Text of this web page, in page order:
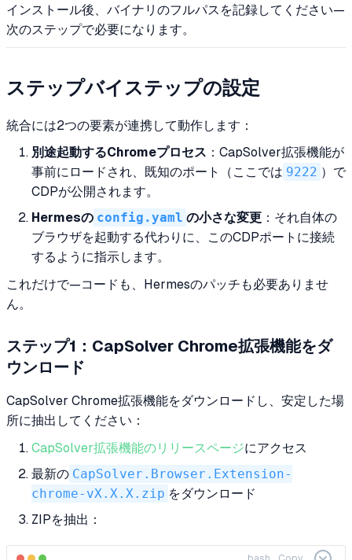
インストール後、バイナリのフルパスを記録してください—
次のステップで必要になります。
ステップバイステップの設定
統合には2つの要素が連携して動作します：
別途起動するChromeプロセス ：CapSolver拡張機能が
事前にロードされ、既知のポート（ここでは 9222 ）で
CDPが公開されます。
Hermesの config.yaml の小さな変更 ：それ自体の
ブラウザを起動する代わりに、このCDPポートに接続
するように指示します。
これだけで—コードも、Hermesのパッチも必要ありませ
ん。
ステップ1：CapSolver Chrome拡張機能をダ
ウンロード
CapSolver Chrome拡張機能をダウンロードし、安定した場
所に抽出してください：
CapSolver拡張機能のリリースページにアクセス
最新の CapSolver.Browser.Extension-
chrome-vX.X.X.zip をダウンロード
ZIPを抽出：